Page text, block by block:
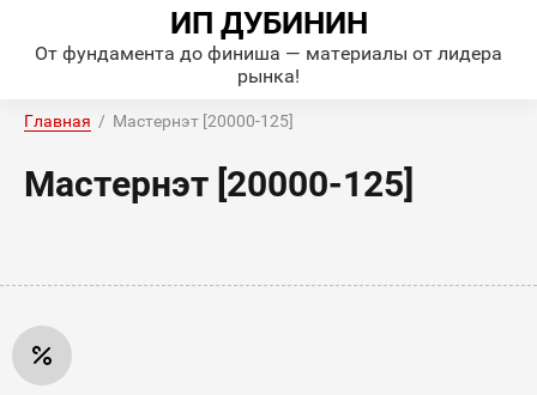
ИП ДУБИНИН
От фундамента до финиша — материалы от лидера
рынка!
Главная
  /  Мастернэт [20000-125]
Мастернэт [20000-125]